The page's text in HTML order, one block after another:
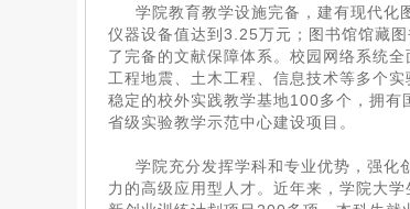
学院教育教学设施完备，建有现代化
仪器设备值达到3.25万元；图书馆馆藏
了完备的文献保障体系。校园网络系统
工程地震、土木工程、信息技术等多个
稳定的校外实践教学基地100多个，拥有
省级实验教学示范中心建设项目。
学院充分发挥学科和专业优势，强化
力的高级应用型人才。近年来，学院大